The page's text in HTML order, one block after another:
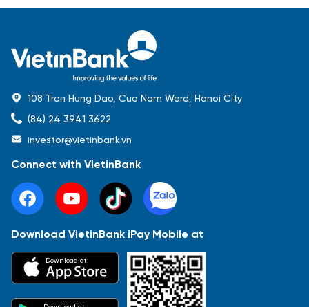
Báo cáo tài chính Thông tin giao dịch
Sự kiện
108 Tran Hung Dao, Cua Nam Ward, Hanoi City
(84) 24 3941 3622
investor@vietinbank.vn
Connect with VietinBank
Download VietinBank iPay Mobile at
Download at